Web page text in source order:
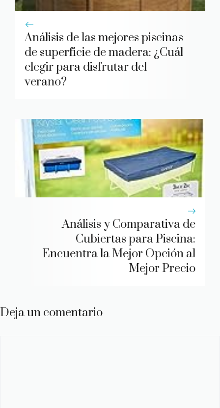
Análisis de las mejores piscinas
de superficie de madera: ¿Cuál
elegir para disfrutar del
verano?
Análisis y Comparativa de
Cubiertas para Piscina:
Encuentra la Mejor Opción al
Mejor Precio
Deja un comentario